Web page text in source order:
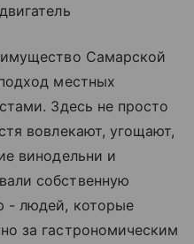
Самарской
местных
Здесь не просто
вовлекают, угощают,
винодельни и
собственную
- людей, которые
за гастрономическим